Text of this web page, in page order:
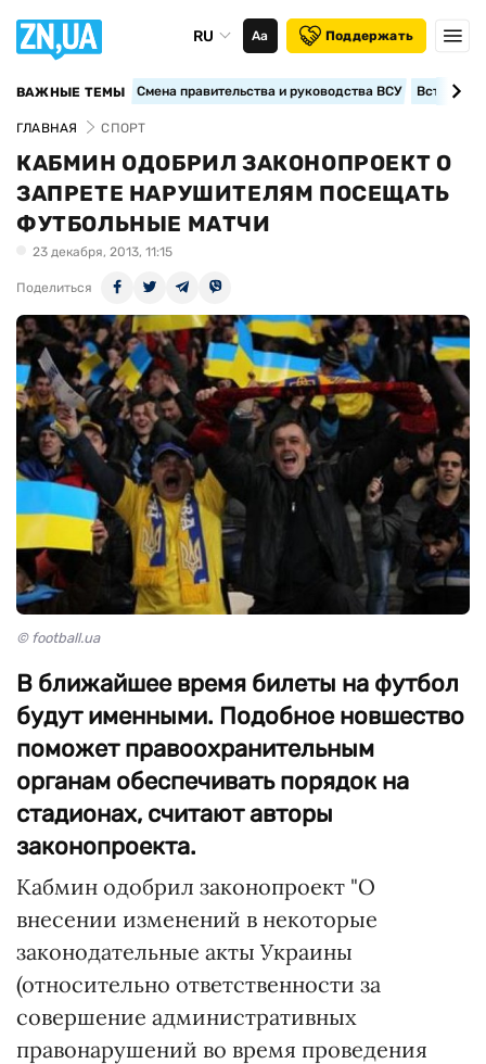
RU Аа Поддержать
ВАЖНЫЕ ТЕМЫ Смена правительства и руководства ВСУ
ГЛАВНАЯ СПОРТ
КАБМИН ОДОБРИЛ ЗАКОНОПРОЕКТ О
ЗАПРЕТЕ НАРУШИТЕЛЯМ ПОСЕЩАТЬ
ФУТБОЛЬНЫЕ МАТЧИ
23 декабря, 2013, 11:15
Поделиться
© football.ua
В ближайшее время билеты на футбол
будут именными. Подобное новшество
поможет правоохранительным
органам обеспечивать порядок на
стадионах, считают авторы
законопроекта.
Кабмин одобрил законопроект "О
внесении изменений в некоторые
законодательные акты Украины
(относительно ответственности за
совершение административных
правонарушений во время проведения